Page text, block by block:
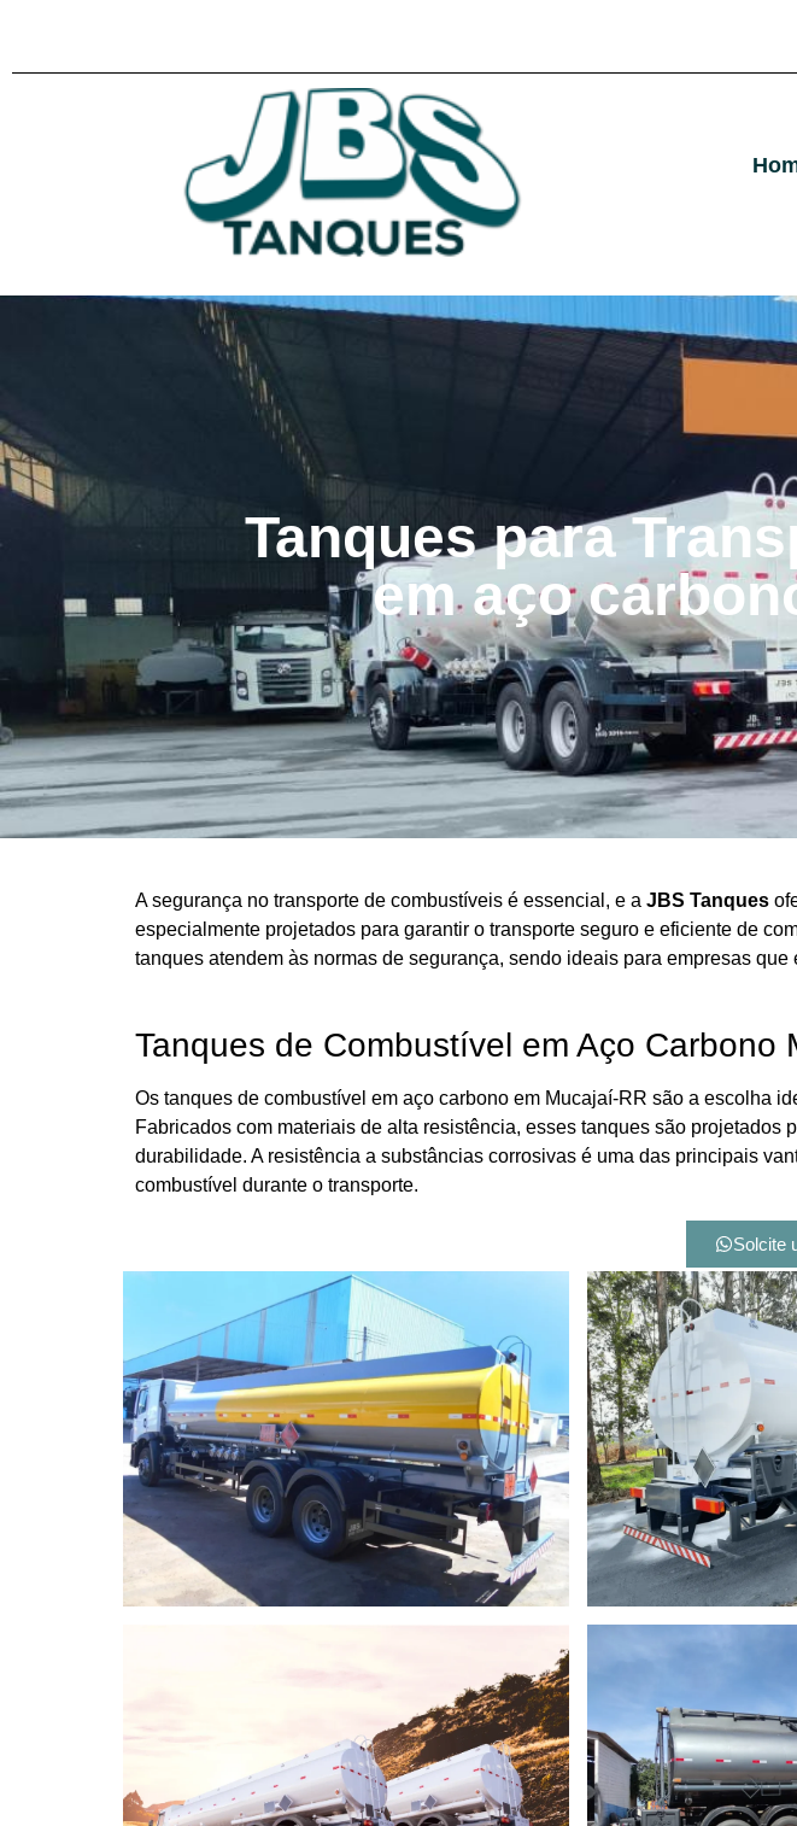
Tanques para
em aço
A segurança no transporte de combustíveis é essencial, e a JBS Tanques
especialmente projetados para garantir o transporte seguro e eficiente de
tanques atendem às normas de segurança, sendo ideais para empresas
Tanques de Combustível em Aço Carbono
Os tanques de combustível em aço carbono em Mucajaí-RR são a escolha
Fabricados com materiais de alta resistência, esses tanques são
durabilidade. A resistência a substâncias corrosivas é uma das principais
combustível durante o transporte.
Solcite